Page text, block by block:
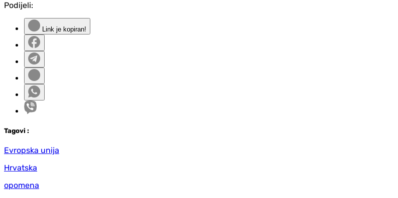
Podijeli:
Link je kopiran!
Tagovi :
Evropska unija
Hrvatska
opomena